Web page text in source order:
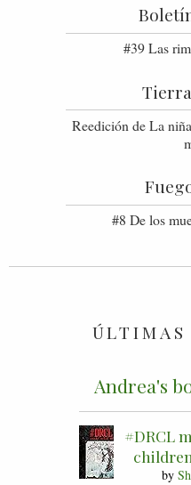
#39 Las
Reedición de La
#8 De los
ÚLTIMAS
Andrea's
#DRCL
by